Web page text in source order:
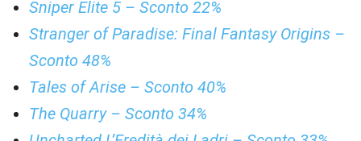
Sniper Elite 5 – Sconto 22%
Stranger of Paradise: Final Fantasy Origins –
Sconto 48%
Tales of Arise – Sconto 40%
The Quarry – Sconto 34%